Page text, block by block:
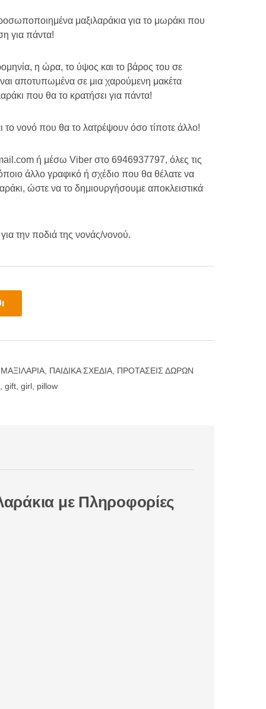
μαξιλαράκια για το μωράκι που
για πάντα!
η ώρα, το ύψος και το βάρος του σε
αποτυπωμένα σε μια χαρούμενη μακέτα
που θα το κρατήσει για πάντα!
το νονό που θα το λατρέψουν όσο τίποτε άλλο!
ή μέσω Viber στο 6946937797, όλες τις
άλλο γραφικό ή σχέδιο που θα θέλατε να
ώστε να το δημιουργήσουμε αποκλειστικά
την ποδιά της νονάς/νονού.
, ΠΑΙΔΙΚΑ ΣΧΕΔΙΑ, ΠΡΟΤΑΣΕΙΣ ΔΩΡΩΝ
, gift, girl, pillow
με Πληροφορίες